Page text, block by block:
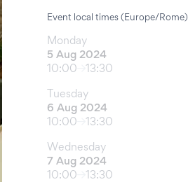
Event local times (Europe/Rome)
Monday
5 Aug 2024
10:00
13:30
Tuesday
6 Aug 2024
10:00
13:30
Wednesday
7 Aug 2024
10:00
13:30